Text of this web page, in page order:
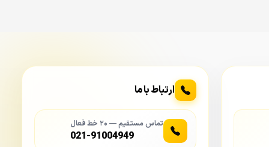
ارتباط با ما
تماس مستقیم — ۲۰ خط فعال
021-91004949